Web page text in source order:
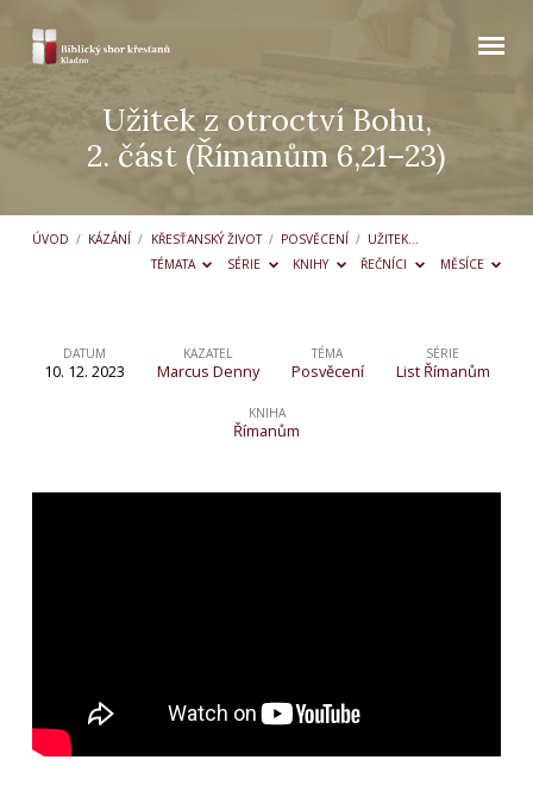
Užitek z otroctví Bohu,
2. část (Římanům 6,21–23)
ÚVOD / KÁZÁNÍ / KŘESŤANSKÝ ŽIVOT / POSVĚCENÍ / UŽITEK…
TÉMATA
SÉRIE KNIHY ŘEČNÍCI MĚSÍCE
Užitek
2. část
DATUM
10. 12. 2023
KAZATEL
Marcus Denny
TÉMA
Posvěcení
SÉRIE
List Římanům
KNIHA
Římanům